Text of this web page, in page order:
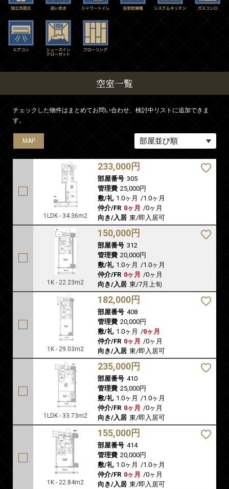
空室一覧
チェックした物件はまとめてお問い合わせ、検討中リストに追加できま
す。
MAP
1LDK - 34.36m2
233,000円
部屋番号 305
管理費 25,000円
敷/礼 1.0ヶ月 /1.0ヶ月
仲介/FR 0ヶ月 /0ヶ月
向き/入居 東/即入居可
MAP
1K - 22.23m2
150,000円
部屋番号 312
管理費 20,000円
敷/礼 1.0ヶ月 /1.0ヶ月
仲介/FR 0ヶ月 /0ヶ月
向き/入居 東/7月上旬
MAP
1K - 29.03m2
182,000円
部屋番号 408
管理費 20,000円
敷/礼 1.0ヶ月 /0ヶ月
仲介/FR 0ヶ月 /0ヶ月
向き/入居 東/即入居可
MAP
1LDK - 33.73m2
235,000円
部屋番号 410
管理費 25,000円
敷/礼 1.0ヶ月 /1.0ヶ月
仲介/FR 0ヶ月 /0ヶ月
向き/入居 東/即入居可
MAP
1K - 22.84m2
155,000円
部屋番号 414
管理費 20,000円
敷/礼 1.0ヶ月 /1.0ヶ月
仲介/FR 0ヶ月 /0ヶ月
向き/入居 東/即入居可
MAP